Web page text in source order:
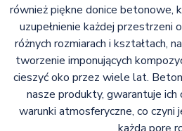
również piękne donice betonowe,
uzupełnienie każdej
różnych rozmiarach i kształtach,
tworzenie imponujących
cieszyć oko przez wiele lat.
nasze produkty, gwarantuje ich
warunki atmosferyczne, co czyni